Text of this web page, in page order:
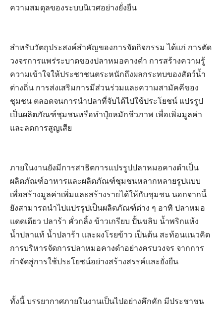
ความสมดุลของระบบนิเวศอย่างยั่งยืน
สำหรับวัตถุประสงค์สำคัญของการจัดกิจกรรม ได้แก่ การตัด
วงจรการแพร่ระบาดของปลาหมอคางดำ การสร้างความรู้
ความเข้าใจให้ประชาชนตระหนักถึงผลกระทบของสัตว์น้ำ
ต่างถิ่น การส่งเสริมการมีส่วนร่วมและความสามัคคีของ
ชุมชน ตลอดจนการนำปลาที่จับได้ไปใช้ประโยชน์ แปรรูป
เป็นผลิตภัณฑ์ชุมชนหรือทำปุ๋ยหมักชีวภาพ เพื่อเพิ่มมูลค่า
และลดการสูญเสีย
ภายในงานยังมีการสาธิตการแปรรูปปลาหมอคางดำเป็น
ผลิตภัณฑ์อาหารและผลิตภัณฑ์ชุมชนหลากหลายรูปแบบ
เพื่อสร้างมูลค่าเพิ่มและสร้างรายได้ให้กับชุมชน นอกจากนี้
ยังสามารถนำไปแปรรูปเป็นผลิตภัณฑ์ต่าง ๆ อาทิ ปลาหมอ
แดดเดียว ปลาร้า คั่วกลิ้ง ข้าวเกรียบ ปั้นขลิบ น้ำพริกแห้ง
น้ำปลาแท้ น้ำปลาร้า และผงโรยข้าว เป็นต้น สะท้อนแนวคิด
การบริหารจัดการปลาหมอคางดำอย่างครบวงจร จากการ
กำจัดสู่การใช้ประโยชน์อย่างสร้างสรรค์และยั่งยืน
ทั้งนี้ บรรยากาศภายในงานเป็นไปอย่างคึกคัก มีประชาชน